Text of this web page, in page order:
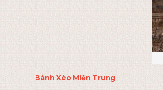
Bánh Xèo Miền Trung